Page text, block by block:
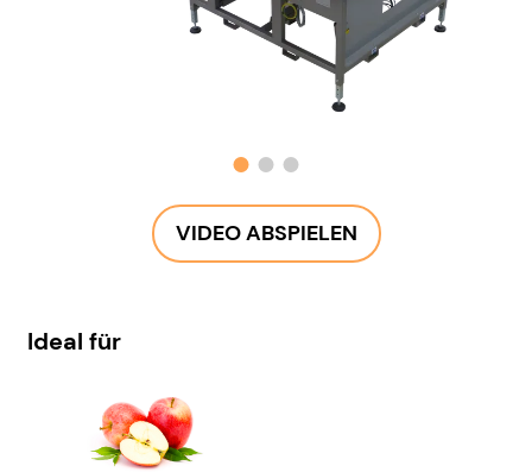
VIDEO ABSPIELEN
Ideal für